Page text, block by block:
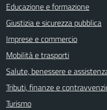
Educazione e formazione
Giustizia e sicurezza pubblica
Imprese e commercio
Mobilità e trasporti
Salute, benessere e
Tributi, finanze e
Turismo